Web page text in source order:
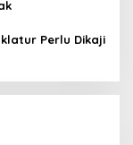
Perlu Dikaji